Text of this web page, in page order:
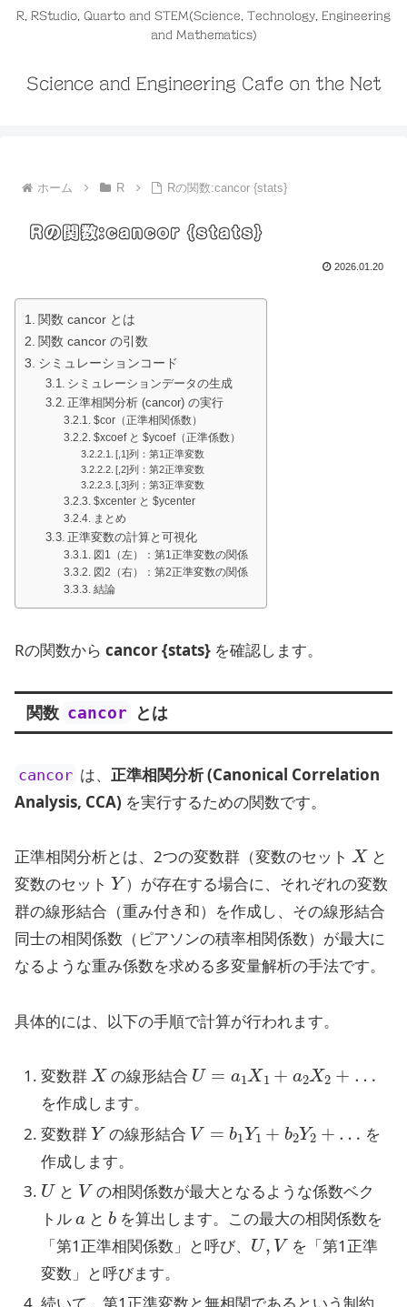
R, RStudio, Quarto and STEM(Science, Technology, Engineering
and Mathematics)
Science and Engineering Cafe on the Net
ホーム R Rの関数:cancor {stats}
Rの関数:cancor {stats}
2026.01.20
関数 cancor とは
関数 cancor の引数
シミュレーションコード
シミュレーションデータの生成
正準相関分析 (cancor) の実行
$cor（正準相関係数）
$xcoef と $ycoef（正準係数）
[,1]列：第1正準変数
[,2]列：第2正準変数
[,3]列：第3正準変数
$xcenter と $ycenter
まとめ
正準変数の計算と可視化
図1（左）：第1正準変数の関係
図2（右）：第2正準変数の関係
結論
Rの関数から cancor {stats} を確認します。
関数 cancor とは
cancor は、 正準相関分析 (Canonical Correlation
Analysis, CCA) を実行するための関数です。
正準相関分析とは、2つの変数群（変数のセット
X
と
変数のセット
Y
）が存在する場合に、それぞれの変数
群の線形結合（重み付き和）を作成し、その線形結合
同士の相関係数（ピアソンの積率相関係数）が最大に
なるような重み係数を求める多変量解析の手法です。
具体的には、以下の手順で計算が行われます。
変数群
X
の線形結合
U= 1+ 2+…
を作成します。
変数群
Y
の線形結合
V= 1 Y1+ 2 Y2+
を
作成します。
U
と
V
の相関係数が最大となるような係数ベク
トル
a
と
b
を算出します。この最大の相関係数を
「第1正準相関係数」と呼び、
U,V
を「第1正準
変数」と呼びます。